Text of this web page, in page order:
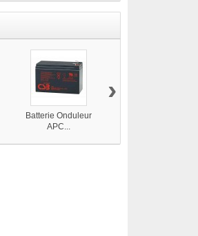
Batterie Onduleur
APC...
›